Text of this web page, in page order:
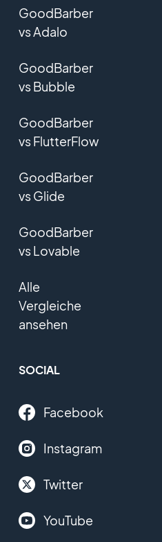
GoodBarber
vs Adalo
GoodBarber
vs Bubble
GoodBarber
vs FlutterFlow
GoodBarber
vs Glide
GoodBarber
vs Lovable
Alle
Vergleiche
ansehen
SOCIAL
Facebook
Instagram
Twitter
YouTube